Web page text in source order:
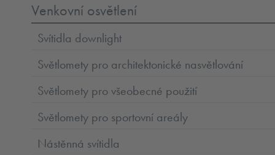
Venkovní osvětlení
Svítidla downlight
Světlomety pro architektonické nasvětlování
Světlomety pro všeobecné použití
Světlomety pro sportovní areály
Nástěnná svítidla